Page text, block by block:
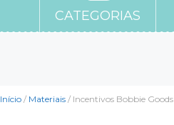
CATEGORIAS
Início / Materiais / Incentivos Bobbie Goods